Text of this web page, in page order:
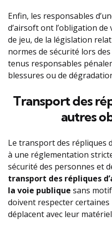
Enfin, les responsables
d’airsoft ont l’obligation
de jeu, de la législation
normes de sécurité lors
tenus responsables
blessures ou de
Transport des
autres
Le transport des répliques
à une réglementation
sécurité des personnes et
transport des répliques
la voie publique sans
doivent respecter certaines
déplacent avec leur